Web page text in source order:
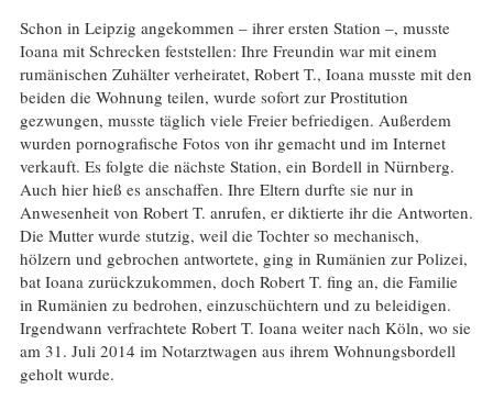
Schon in Leipzig angekommen – ihrer ersten Station –, musste
Ioana mit Schrecken feststellen: Ihre Freundin war mit einem
rumänischen Zuhälter verheiratet, Robert T., Ioana musste mit den
beiden die Wohnung teilen, wurde sofort zur Prostitution
gezwungen, musste täglich viele Freier befriedigen. Außerdem
wurden pornografische Fotos von ihr gemacht und im Internet
verkauft. Es folgte die nächste Station, ein Bordell in Nürnberg.
Auch hier hieß es anschaffen. Ihre Eltern durfte sie nur in
Anwesenheit von Robert T. anrufen, er diktierte ihr die Antworten.
Die Mutter wurde stutzig, weil die Tochter so mechanisch,
hölzern und gebrochen antwortete, ging in Rumänien zur Polizei,
bat Ioana zurückzukommen, doch Robert T. fing an, die Familie
in Rumänien zu bedrohen, einzuschüchtern und zu beleidigen.
Irgendwann verfrachtete Robert T. Ioana weiter nach Köln, wo sie
am 31. Juli 2014 im Notarztwagen aus ihrem Wohnungsbordell
geholt wurde.